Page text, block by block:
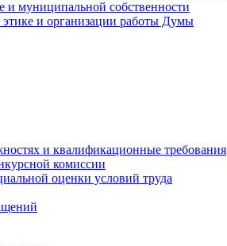
и муниципальной собственности
этике и организации работы Думы
и квалификационные требования
комиссии
оценки условий труда